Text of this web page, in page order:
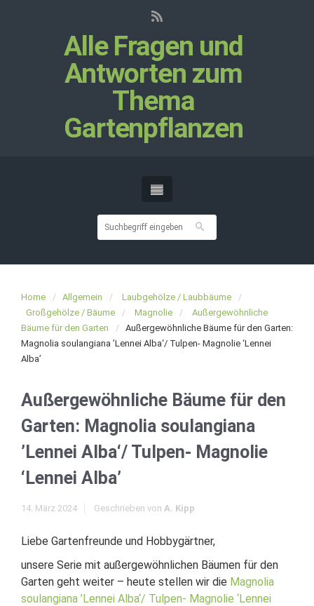
Alle Fragen und
Antworten zum
Thema
Gartenpflanzen
Home Allgemein
Laubgehölze / Laubbäume
Großgehölze / Bäume
Magnolie
Außergewöhnliche
Bäume für den Garten
Außergewöhnliche Bäume für den Garten:
Magnolia soulangiana ’Lennei Alba‘/ Tulpen- Magnolie ‘Lennei
Alba’
Außergewöhnliche Bäume für den
Garten: Magnolia soulangiana
’Lennei Alba‘/ Tulpen- Magnolie
‘Lennei Alba’
14. März 2024 Geschrieben von A. Kipp
Liebe Gartenfreunde und Hobbygärtner,
unsere Serie mit außergewöhnlichen Bäumen für den
Garten geht weiter – heute stellen wir die Magnolia
soulangiana ’Lennei Alba‘/ Tulpen- Magnolie ‘Lennei